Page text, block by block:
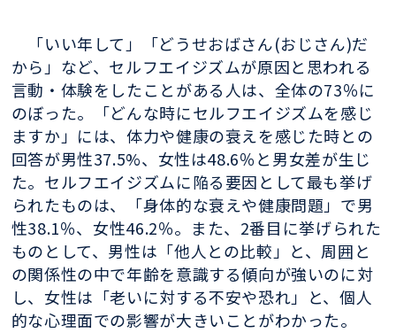
「いい年して」「どうせおばさん(おじさん)だ
から」など、セルフエイジズムが原因と思われる
言動・体験をしたことがある人は、全体の73％に
のぼった。「どんな時にセルフエイジズムを感じ
ますか」には、体力や健康の衰えを感じた時との
回答が男性37.5%、女性は48.6％と男女差が生じ
た。セルフエイジズムに陥る要因として最も挙げ
られたものは、「身体的な衰えや健康問題」で男
性38.1％、女性46.2％。また、2番目に挙げられた
ものとして、男性は「他人との比較」と、周囲と
の関係性の中で年齢を意識する傾向が強いのに対
し、女性は「老いに対する不安や恐れ」と、個人
的な心理面での影響が大きいことがわかった。